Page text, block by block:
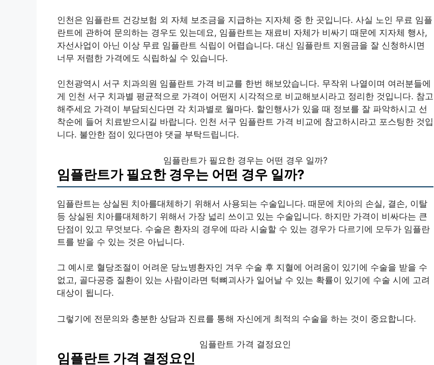
인천은 임플란트 건강보험 외 자체 보조금을 지급하는 지자체 중 한 곳입니다. 사실 노인 무료 임플
란트에 관하여 문의하는 경우도 있는데요, 임플란트는 재료비 자체가 비싸기 때문에 지자체 행사,
자선사업이 아닌 이상 무료 임플란트 식립이 어렵습니다. 대신 임플란트 지원금을 잘 신청하시면
너무 저렴한 가격에도 식립하실 수 있습니다.
인천광역시 서구 치과의원 임플란트 가격 비교를 한번 해보았습니다. 무작위 나열이며 여러분들에
게 인천 서구 치과별 평균적으로 가격이 어떤지 시각적으로 비교해보시라고 정리한 것입니다. 참고
해주세요 가격이 부담되신다면 각 치과별로 월마다. 할인행사가 있을 때 정보를 잘 파악하시고 선
착순에 들어 치료받으시길 바랍니다. 인천 서구 임플란트 가격 비교에 참고하시라고 포스팅한 것입
니다. 불안한 점이 있다면야 댓글 부탁드립니다.
임플란트가 필요한 경우는 어떤 경우 일까?
임플란트가 필요한 경우는 어떤 경우 일까?
임플란트는 상실된 치아를대체하기 위해서 사용되는 수술입니다. 때문에 치아의 손실, 결손, 이탈
등 상실된 치아를대체하기 위해서 가장 넓리 쓰이고 있는 수술입니다. 하지만 가격이 비싸다는 큰
단점이 있고 무엇보다. 수술은 환자의 경우에 따라 시술할 수 있는 경우가 다르기에 모두가 임플란
트를 받을 수 있는 것은 아닙니다.
그 예시로 혈당조절이 어려운 당뇨병환자인 겨우 수술 후 지혈에 어려움이 있기에 수술을 받을 수
없고, 골다공증 질환이 있는 사람이라면 턱뼈괴사가 일어날 수 있는 확률이 있기에 수술 시에 고려
대상이 됩니다.
그렇기에 전문의와 충분한 상담과 진료를 통해 자신에게 최적의 수술을 하는 것이 중요합니다.
임플란트 가격 결정요인
임플란트 가격 결정요인